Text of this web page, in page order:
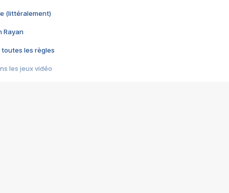
(littéralement)
Rayan
toutes les règles
les jeux vidéo